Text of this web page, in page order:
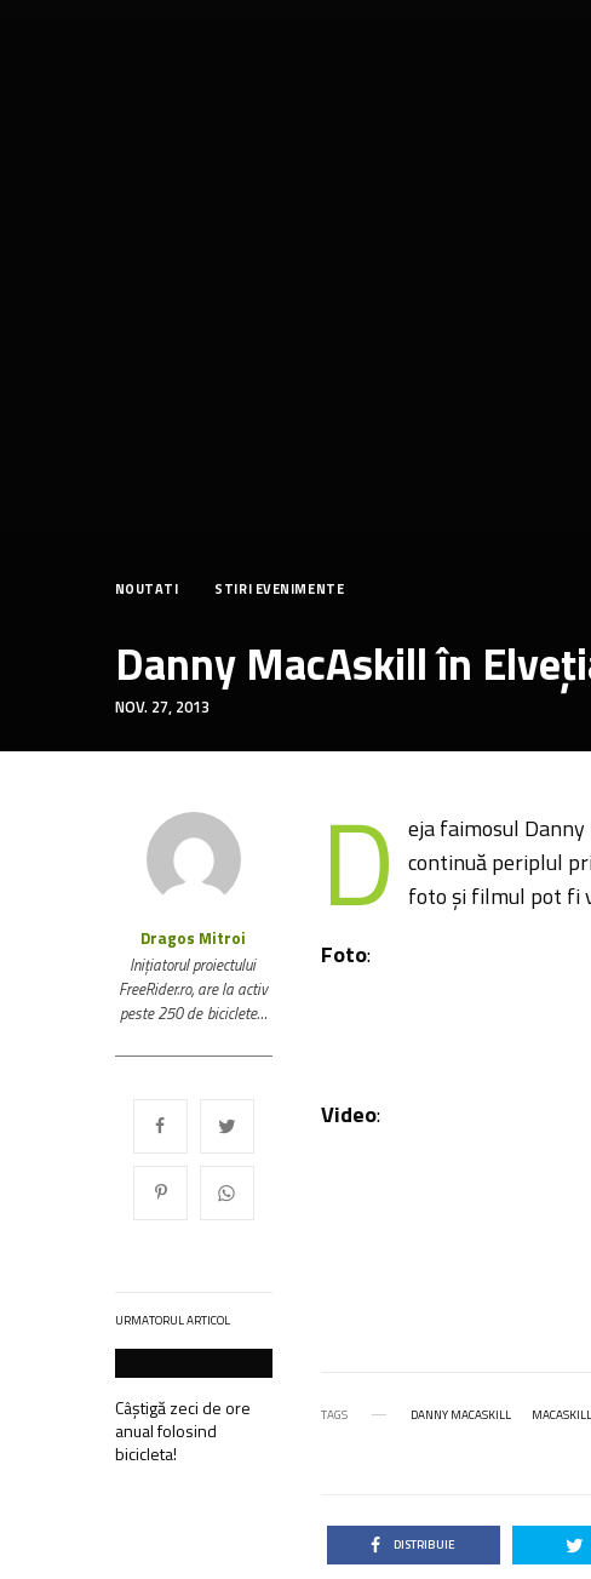
NOUTATI STIRI EVENIMENTE
Danny MacAskill în
NOV. 27, 2013
Dragos Mitroi
Inițiatorul proiectului
FreeRider.ro, are la activ
peste 250 de biciclete…
URMATORUL ARTICOL
Câștigă zeci de ore
anual folosind
bicicleta!
D eja faimosul
continuă periplul
foto și filmul pot fi
Foto:
Video:
TAGS DANNY MACASKILL
DISTRIBUIE